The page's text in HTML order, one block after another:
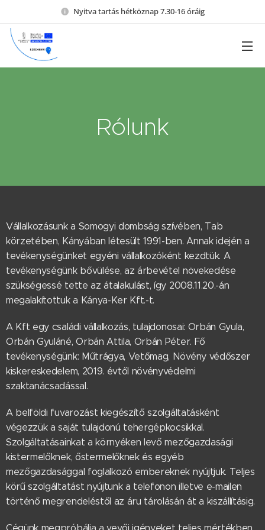
Nyitva tartás hétköznap 7.30-16 óráig
Rólunk
Vállalkozásunk a Somogyi dombság szívében, Tab
körzetében, Kányában létesült 1991-ben. Annak idején a
tevékenységünket egyéni vállalkozóként kezdtük. A
tevékenységünk bővülése, az árbevétel növekedése
szükségessé tette az átalakulást, így 2008.11.20.-án
megalakítottuk a Kánya-Ker Kft.-t.
A Kft egy családi vállalkozás, tulajdonosai: Orbán Gyula,
Orbán Gyuláné, Orbán Attila, Orbán Péter. Fő
tevékenységünk: Műtrágya, Vetőmag, Növény védőszer
kiskereskedelem, 2019. évtől növényvédelmi
szaktanácsadással.
A belföldi fuvarozást kiegészítő szolgáltatásként
végezzük a saját tulajdonú tehergépkocsikkal.
Szolgáltatásainkat a környéken levő mezőgazdasági
kistermelőknek, őstermelőknek és egyéb
mezőgazdasággal foglalkozó embereknek nyújtjuk. Teljes
körű szolgáltatást nyújtunk a telefonon illetve e-mailen
történő megrendeléstől az áru tárolásán át a kiszállításig.